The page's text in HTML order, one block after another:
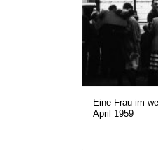
Eine Frau im
April 1959